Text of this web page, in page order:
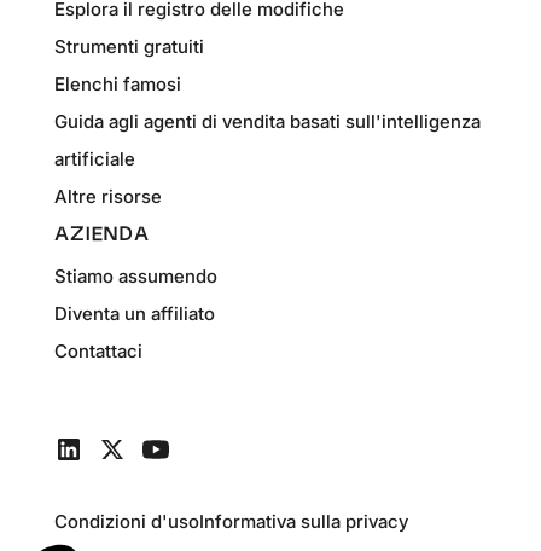
Esplora il registro delle modifiche
Strumenti gratuiti
Elenchi famosi
Guida agli agenti di vendita basati sull'intelligenza
artificiale
Altre risorse
AZIENDA
Stiamo assumendo
Diventa un affiliato
Contattaci
Condizioni d'usoInformativa sulla privacy